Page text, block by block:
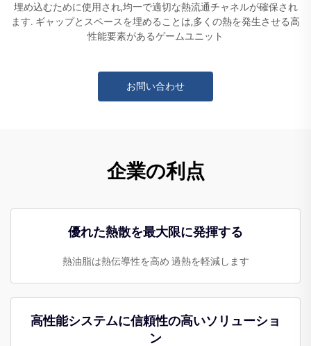
埋め込むために使用され,均一で適切な熱流通チャネルが確保され
ます. ギャップとスペースを埋めることは,多くの熱を発生させる高
性能要素があるゲームユニット
お問い合わせ
企業の利点
優れた熱散を最大限に発揮する
熱油脂は熱伝導性を高め 過熱を軽減します
高性能システムに信頼性の高いソリューショ
ン